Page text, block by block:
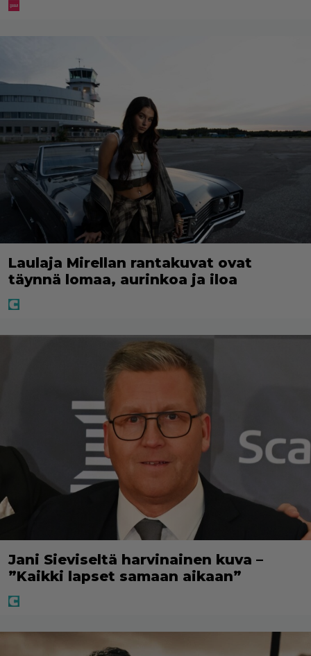
Laulaja Mirellan rantakuvat ovat
täynnä lomaa, aurinkoa ja iloa
Jani Sieviseltä harvinainen kuva –
”Kaikki lapset samaan aikaan”